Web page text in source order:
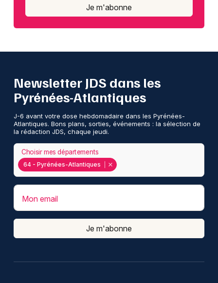
Je m'abonne
Newsletter JDS dans les
Pyrénées-Atlantiques
J-6 avant votre dose hebdomadaire dans les Pyrénées-
Atlantiques. Bons plans, sorties, événements : la sélection de
la rédaction JDS, chaque jeudi.
64 - Pyrénées-Atlantiques
Choisir mes départements
Mon email
Je m'abonne